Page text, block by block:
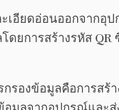
อียดอ่อนออกจากอุ
ดยการสร้างรหัส
รองข้อมูลคือการส